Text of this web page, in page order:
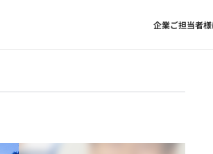
企業ご担当者